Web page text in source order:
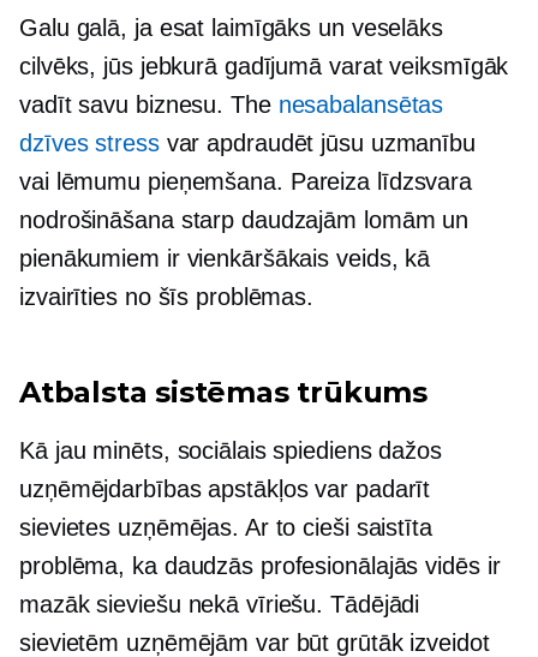
Galu galā, ja esat laimīgāks un veselāks
cilvēks, jūs jebkurā gadījumā varat veiksmīgāk
vadīt savu biznesu. The nesabalansētas
dzīves stressvar apdraudēt jūsu uzmanību
vai lēmumu pieņemšana. Pareiza līdzsvara
nodrošināšana starp daudzajām lomām un
pienākumiem ir vienkāršākais veids, kā
izvairīties no šīs problēmas.
Atbalsta sistēmas trūkums
Kā jau minēts, sociālais spiediens dažos
uzņēmējdarbības apstākļos var padarīt
sievietes uzņēmējas. Ar to cieši saistīta
problēma, ka daudzās profesionālajās vidēs ir
mazāk sieviešu nekā vīriešu. Tādējādi
sievietēm uzņēmējām var būt grūtāk izveidot